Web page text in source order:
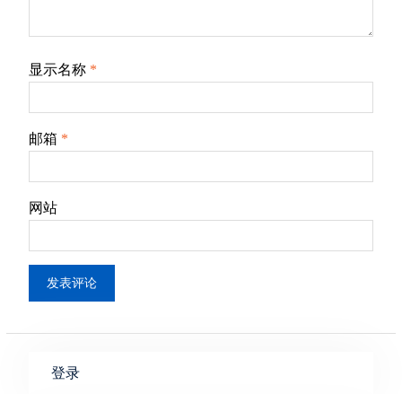
显示名称 *
邮箱 *
网站
登录